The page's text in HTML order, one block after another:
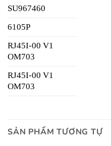
SU967460
6105P
RJ45I-00 V1
OM703
RJ45I-00 V1
OM703
SẢN PHẨM TƯƠNG TỰ